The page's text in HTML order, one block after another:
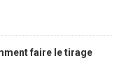
faire le tirage